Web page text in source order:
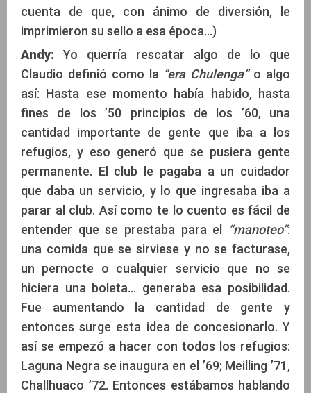
cuenta de que, con ánimo de diversión, le
imprimieron su sello a esa época...)
Andy: Yo querría rescatar algo de lo que
Claudio definió como la “era Chulenga”o algo
así: Hasta ese momento había habido, hasta
fines de los ’50 principios de los ’60, una
cantidad importante de gente que iba a los
refugios, y eso generó que se pusiera gente
permanente. El club le pagaba a un cuidador
que daba un servicio, y lo que ingresaba iba a
parar al club. Así como te lo cuento es fácil de
entender que se prestaba para el “manoteo”:
una comida que se sirviese y no se facturase,
un pernocte o cualquier servicio que no se
hiciera una boleta... generaba esa posibilidad.
Fue aumentando la cantidad de gente y
entonces surge esta idea de concesionarlo. Y
así se empezó a hacer con todos los refugios:
Laguna Negra se inaugura en el ’69; Meilling ’71,
Challhuaco ’72. Entonces estábamos hablando